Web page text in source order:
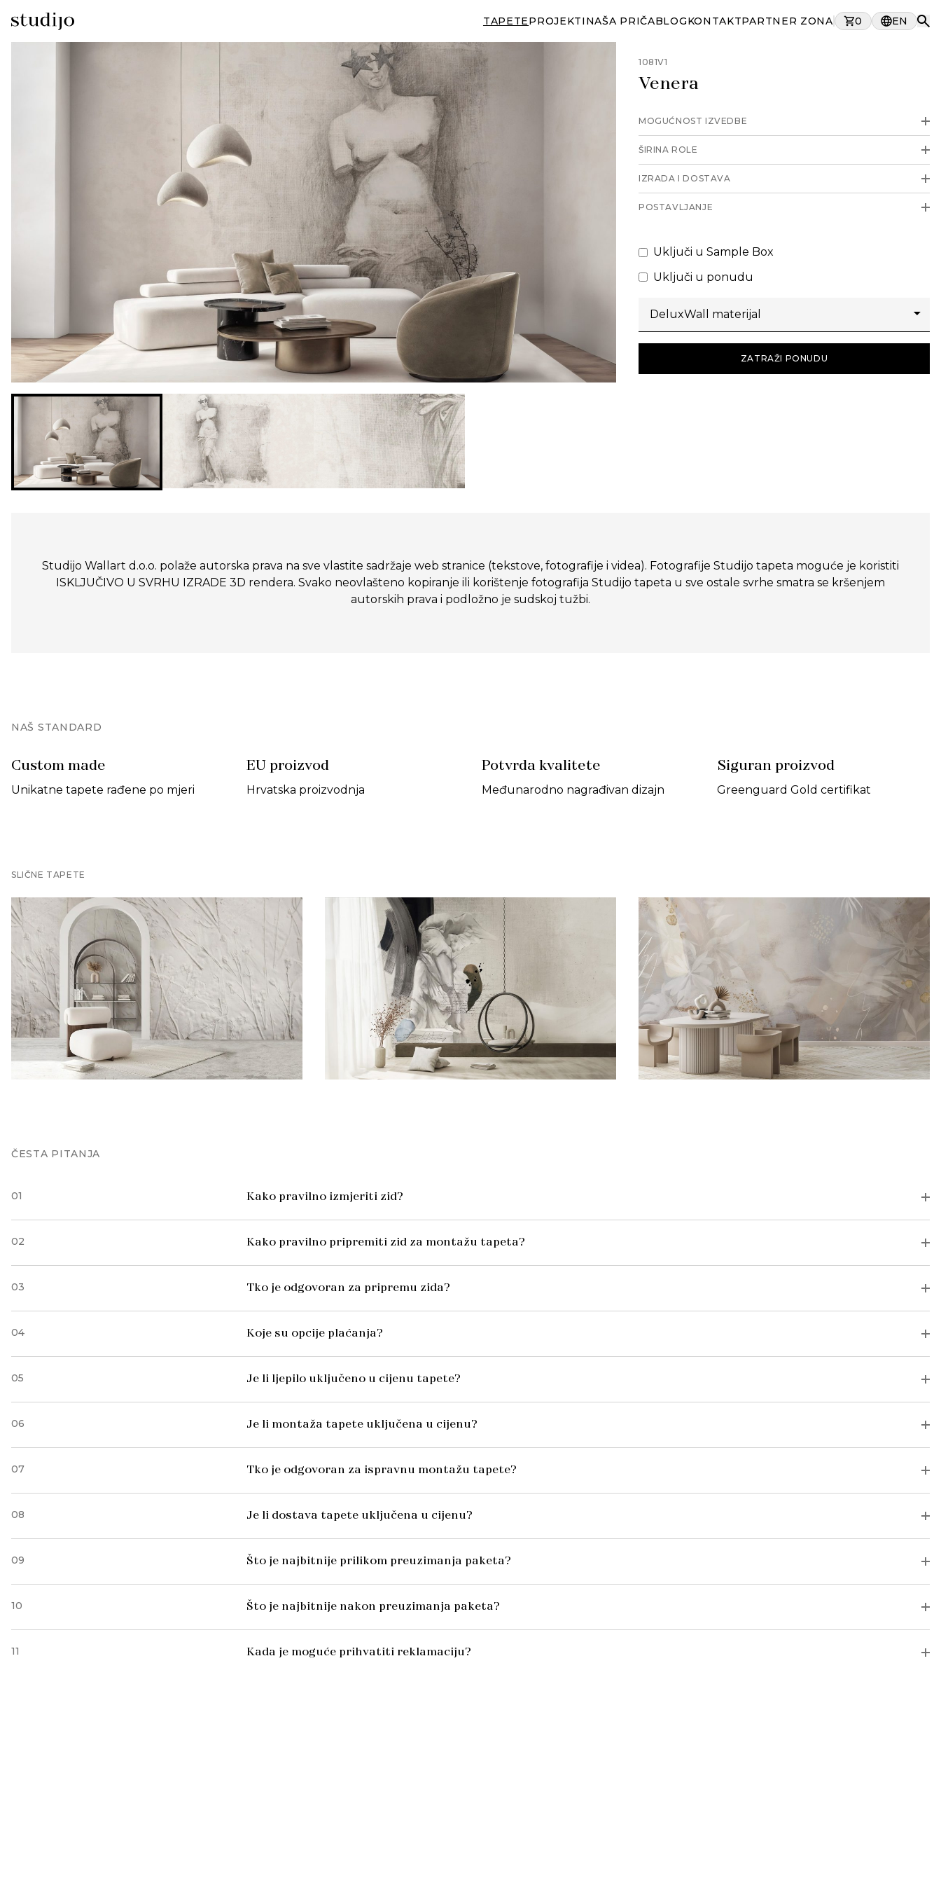
TAPETEPROJEKTINAŠA PRIČABLOGKONTAKTPARTNER ZONA 0 EN
1081V1
Venera
MOGUĆNOST IZVEDBE
ŠIRINA ROLE
IZRADA I DOSTAVA
POSTAVLJANJE
Uključi u Sample Box
Uključi u ponudu
ZATRAŽI PONUDU
Studijo Wallart d.o.o. polaže autorska prava na sve vlastite sadržaje web stranice (tekstove, fotografije i videa). Fotografije Studijo tapeta moguće je koristiti
ISKLJUČIVO U SVRHU IZRADE 3D rendera. Svako neovlašteno kopiranje ili korištenje fotografija Studijo tapeta u sve ostale svrhe smatra se kršenjem
autorskih prava i podložno je sudskoj tužbi.
NAŠ STANDARD
Custom made
Unikatne tapete rađene po mjeri
EU proizvod
Hrvatska proizvodnja
Potvrda kvalitete
Međunarodno nagrađivan dizajn
Siguran proizvod
Greenguard Gold certifikat
SLIČNE TAPETE
ČESTA PITANJA
01 Kako pravilno izmjeriti zid?
02 Kako pravilno pripremiti zid za montažu tapeta?
03 Tko je odgovoran za pripremu zida?
04 Koje su opcije plaćanja?
05 Je li ljepilo uključeno u cijenu tapete?
06 Je li montaža tapete uključena u cijenu?
07 Tko je odgovoran za ispravnu montažu tapete?
08 Je li dostava tapete uključena u cijenu?
09 Što je najbitnije prilikom preuzimanja paketa?
10 Što je najbitnije nakon preuzimanja paketa?
11 Kada je moguće prihvatiti reklamaciju?